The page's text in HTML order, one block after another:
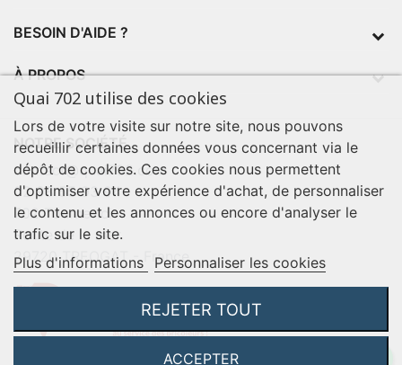
BESOIN D'AIDE ?
À PROPOS
NOTRE SOCIÉTÉ
contact@quai702.com
02 98 55 93 94
702 Tourne-Ici
Route de la mer
29720 TREOGAT - France
Quai 702 utilise des cookies
Lors de votre visite sur notre site, nous pouvons
recueillir certaines données vous concernant via le
dépôt de cookies. Ces cookies nous permettent
d'optimiser votre expérience d'achat, de personnaliser
le contenu et les annonces ou encore d'analyser le
trafic sur le site.
Plus d'informations
Personnaliser les cookies
REJETER TOUT
ACCEPTER